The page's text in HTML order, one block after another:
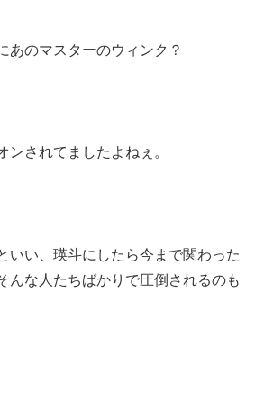
あのマスターのウィンク？
ンされてましたよねぇ。
いい、瑛斗にしたら今まで関わった
んな人たちばかりで圧倒されるのも